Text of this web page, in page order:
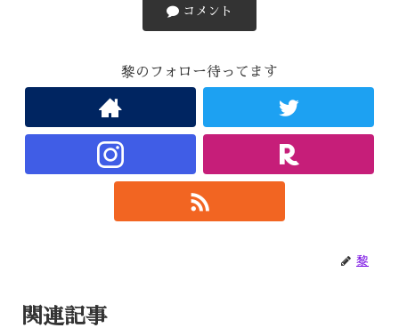
コメント
黎のフォロー待ってます
黎
関連記事